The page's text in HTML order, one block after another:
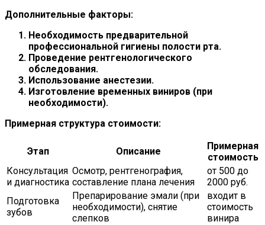
Дополнительные факторы:
Необходимость предварительной
профессиональной гигиены полости рта.
Проведение рентгенологического
обследования.
Использование анестезии.
Изготовление временных виниров (при
необходимости).
Примерная структура стоимости:
Этап Описание
Примерная
стоимость
Консультация
и диагностика
Осмотр, рентгенография,
составление плана лечения
от 500 до
2000 руб.
Подготовка
зубов
Препарирование эмали (при
необходимости), снятие
слепков
входит в
стоимость
винира